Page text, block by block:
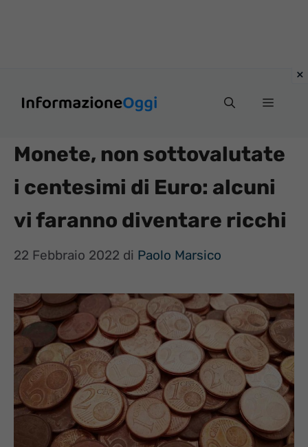
Menu
Monete, non sottovalutate
i centesimi di Euro: alcuni
vi faranno diventare ricchi
22 Febbraio 2022 di Paolo Marsico